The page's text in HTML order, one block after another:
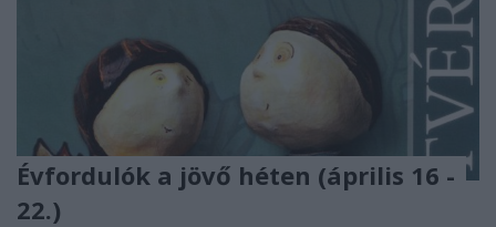
Évfordulók a jövő héten (április 16 -
22.)